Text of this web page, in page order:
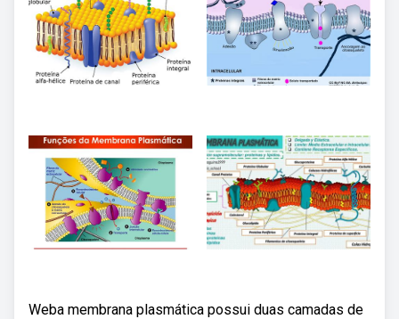
Weba membrana plasmática possui duas camadas de